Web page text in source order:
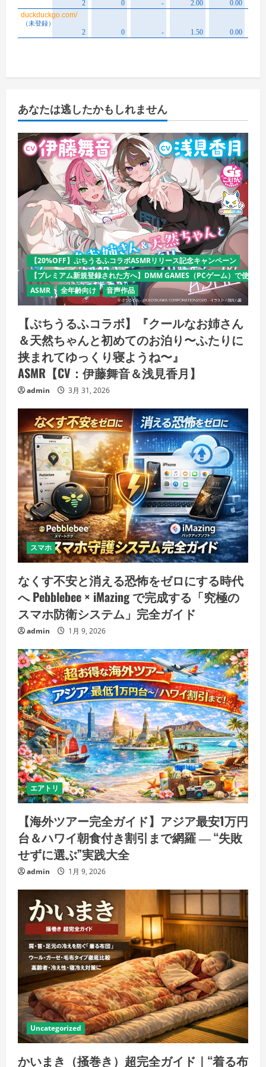
あなたは逃したかもしれません
【20%OFF】ぷちうるふコラボASMRリリース記念キャンペーン
【プレミアム新規登録された方へ】DMM GAMES（PCゲーム）で使え
ASMR
全年齢向け 音声作品
【ぷちうるふコラボ】『クールなお姉さん
＆天然ちゃんと初めてのお泊り〜ふたりに
挟まれてゆっくり寝ようね〜』
ASMR【CV：伊藤舞音＆浅見香月】
admin 3月 31, 2026
スマホ
なくす不安と消える恐怖をゼロにする時代
へ Pebblebee × iMazing で完成する「究極の
スマホ防衛システム」完全ガイド
admin 1月 9, 2026
エアトリ
【海外ツアー完全ガイド】アジア最安1万円
台＆ハワイ朝食付き割引まで網羅 ― “失敗
せずに選ぶ”実践大全
admin 1月 9, 2026
Uncategorized
かいまき（掻巻き）超完全ガイド｜“着る布